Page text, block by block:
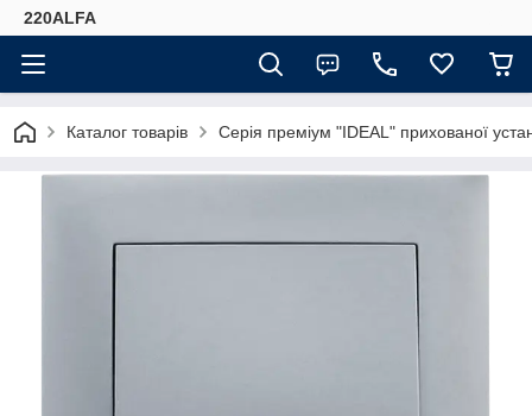
220ALFA
Каталог товарів Серія преміум "IDEAL" прихованої